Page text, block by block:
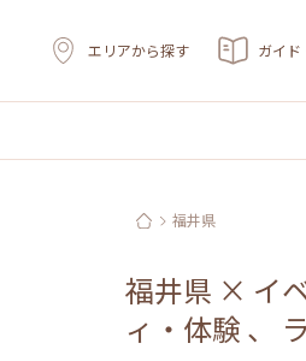
エリアから探す ガイド
福井県
福井県 × イ
ィ・体験 、